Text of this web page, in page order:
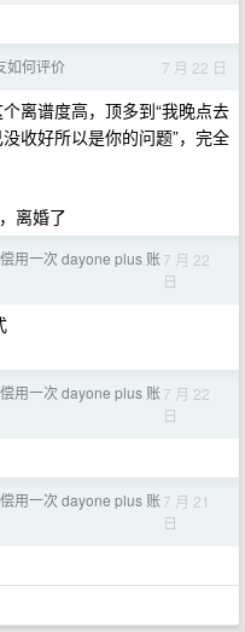
如何评价 7 月 22 日
离谱度高，顶多到“我晚点去
收好所以是你的问题”，完全
离婚了
用一次 dayone plus 账7 月 22
日
用一次 dayone plus 账7 月 22
日
用一次 dayone plus 账7 月 21
日